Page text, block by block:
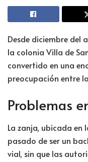
Desde diciembre del
la colonia Villa de
convertido en una
preocupación entre
Problemas
La zanja, ubicada en
pasado de ser un
vial, sin que las